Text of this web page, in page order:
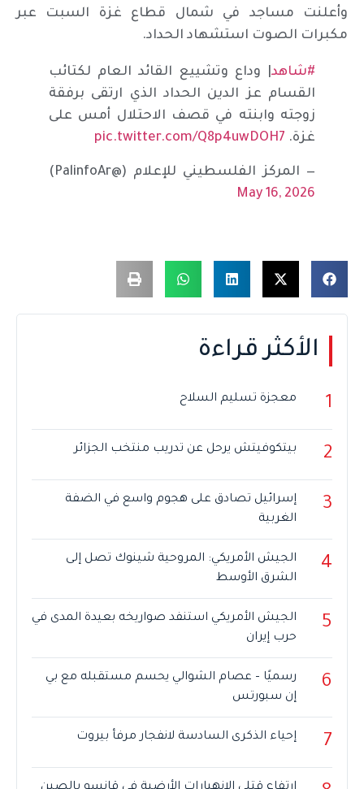
وأعلنت مساجد في ‌شمال قطاع غزة السبت عبر
مكبرات الصوت استشهاد الحداد.
#شاهد | وداع وتشييع القائد العام لكتائب
القسام عز الدين الحداد الذي ارتقى برفقة
زوجته وابنته في قصف الاحتلال أمس على
غزة. pic.twitter.com/Q8p4uwDOH7
— المركز الفلسطيني للإعلام (@PalinfoAr)
May 16, 2026
الأكثر قراءة
1 معجزة تسليم السلاح
2 بيتكوفيتش يرحل عن تدريب منتخب الجزائر
3
إسرائيل تصادق على هجوم واسع في الضفة
الغربية
4
الجيش الأمريكي: المروحية شينوك تصل إلى
الشرق الأوسط
5
الجيش الأمريكي استنفد صواريخه بعيدة المدى في
حرب إيران
6
رسميًا – عصام الشوالي يحسم مستقبله مع بي
إن سبورتس
7 إحياء الذكرى السادسة لانفجار مرفأ بيروت